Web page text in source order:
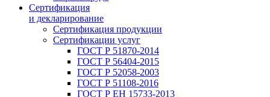
Сертификация
и декларирование
Сертификация продукции
Сертификации услуг
ГОСТ Р 51870-2014
ГОСТ Р 56404-2015
ГОСТ Р 52058-2003
ГОСТ Р 51108-2016
ГОСТ Р ЕН 15733-2013